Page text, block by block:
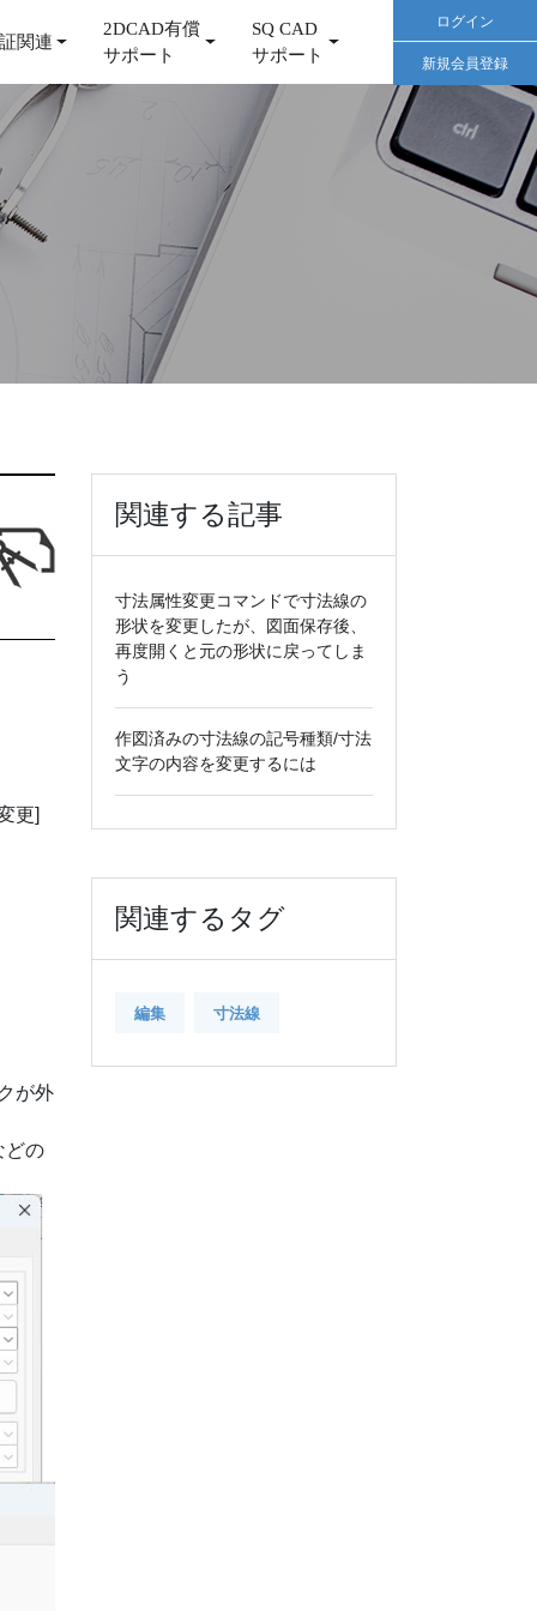
関連
2DCAD有償
サポート
SQ CAD
サポート
ログイン
新規会員登録
更]
が外
どの
関連する記事
寸法属性変更コマンドで寸法線の
形状を変更したが、図面保存後、
再度開くと元の形状に戻ってしま
う
作図済みの寸法線の記号種類/寸法
文字の内容を変更するには
関連するタグ
編集 寸法線